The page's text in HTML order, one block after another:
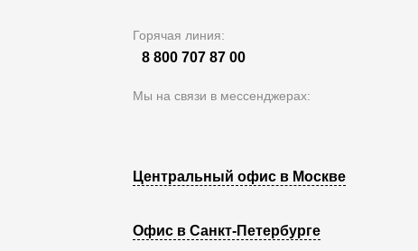
Горячая линия:
8 800 707 87 00
Мы на связи в мессенджерах:
Центральный офис в Москве
Офис в Санкт-Петербурге